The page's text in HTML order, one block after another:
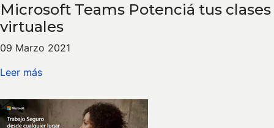
Microsoft Teams Potenciá tus clases
virtuales
09 Marzo 2021
Leer más